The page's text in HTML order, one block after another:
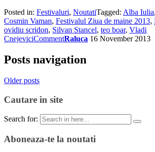
Posted in: Festivaluri, NoutatiTagged: Alba Iulia,
Cosmin Vaman, Festivalul Ziua de maine 2013,
ovidiu scridon, Silvan Stancel, teo boar, Vladi
CnejeviciCommentRaluca 16 November 2013
Posts navigation
Older posts
Cautare in site
Search for:
Aboneaza-te la noutati